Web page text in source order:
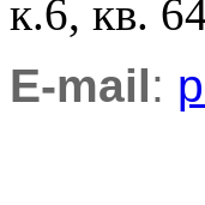
к.6, кв.
E-mail: